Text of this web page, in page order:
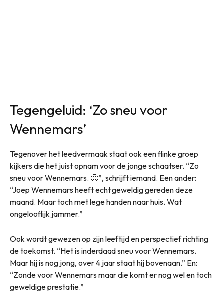
Tegengeluid: ‘Zo sneu voor
Wennemars’
Tegenover het leedvermaak staat ook een flinke groep
kijkers die het juist opnam voor de jonge schaatser. “Zo
sneu voor Wennemars. 🙁”, schrijft iemand. Een ander:
“Joep Wennemars heeft echt geweldig gereden deze
maand. Maar toch met lege handen naar huis. Wat
ongelooflijk jammer.”
Ook wordt gewezen op zijn leeftijd en perspectief richting
de toekomst. “Het is inderdaad sneu voor Wennemars.
Maar hij is nog jong, over 4 jaar staat hij bovenaan.” En:
“Zonde voor Wennemars maar die komt er nog wel en toch
geweldige prestatie.”